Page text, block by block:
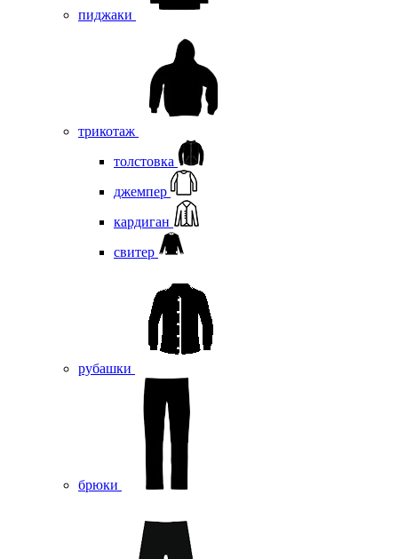
пиджаки
трикотаж
толстовка
джемпер
кардиган
свитер
рубашки
брюки